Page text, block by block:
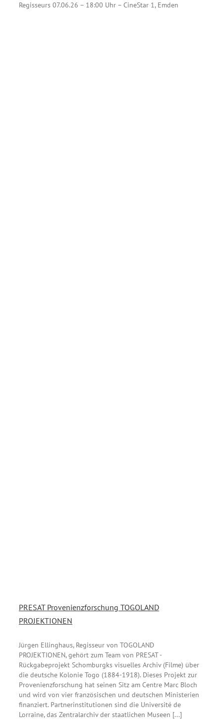
Regisseurs 07.06.26 – 18:00 Uhr – CineStar 1, Emden
PRESAT Provenienzforschung TOGOLAND
PROJEKTIONEN
Jürgen Ellinghaus, Regisseur von TOGOLAND
PROJEKTIONEN, gehört zum Team von PRESAT -
Rückgabeprojekt Schomburgks visuelles Archiv (Filme) über
die deutsche Kolonie Togo (1884-1918). Dieses Projekt zur
Provenienzforschung hat seinen Sitz am Centre Marc Bloch
und wird von vier französischen und deutschen Ministerien
finanziert. Partnerinstitutionen sind die Université de
Lorraine, das Zentralarchiv der staatlichen Museen [...]